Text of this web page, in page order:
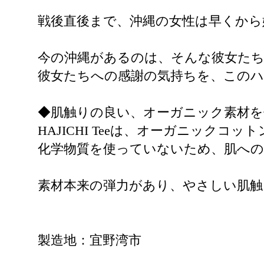
戦後直後まで、沖縄の女性は早くか
今の沖縄があるのは、そんな彼女た
彼女たちへの感謝の気持ちを、この
◆肌触りの良い、オーガニック素材
HAJICHI Teeは、オーガニックコッ
化学物質を使っていないため、肌へ
素材本来の弾力があり、やさしい肌
製造地：宜野湾市